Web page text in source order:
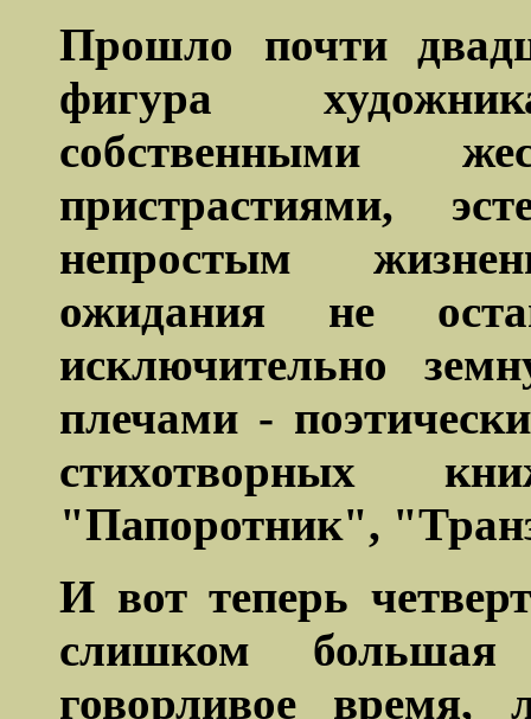
Прошло почти
фигура
собственными
пристрастиями,
непростым
ожидания не
исключительно
плечами -
стихотворных
"Папоротник",
И вот теперь
слишком
говорливое время,